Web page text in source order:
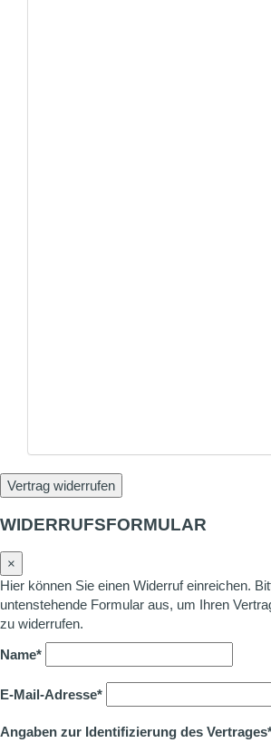
Vertrag widerrufen
WIDERRUFSFORMULAR
×
Hier können Sie einen Widerruf einreichen.
untenstehende Formular aus, um Ihren
zu widerrufen.
Name*
E-Mail-Adresse*
Angaben zur Identifizierung des